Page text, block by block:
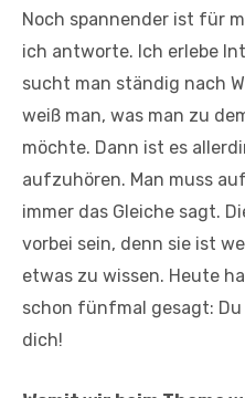
Noch spannender ist für
ich antworte. Ich erlebe
sucht man ständig nach
weiß man, was man zu
möchte. Dann ist es
aufzuhören. Man muss
immer das Gleiche sagt.
vorbei sein, denn sie ist
etwas zu wissen. Heute
schon fünfmal gesagt:
dich!